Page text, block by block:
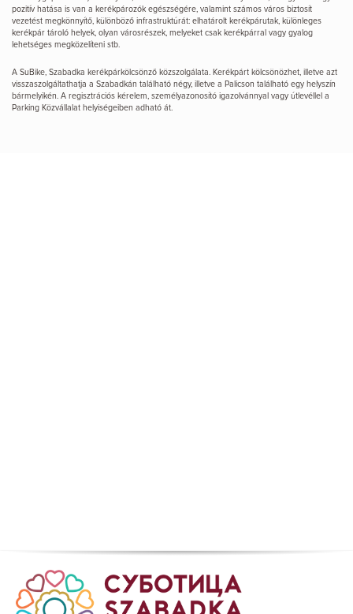
pozitív hatása is van a kerékpározók egészségére, valamint számos város biztosít
vezetést megkönnyítő, különböző infrastruktúrát: elhatárolt kerékpárutak, különleges
kerékpár tároló helyek, olyan városrészek, melyeket csak kerékpárral vagy gyalog
lehetséges megközelíteni stb.
A SuBike, Szabadka kerékpárkölcsönző közszolgálata. Kerékpárt kölcsönözhet, illetve azt
visszaszolgáltathatja a Szabadkán található négy, illetve a Palicson található egy helyszín
bármelyikén. A regisztrációs kérelem, személyazonosító igazolvánnyal vagy útlevéllel a
Parking Közvállalat helyiségeiben adható át.